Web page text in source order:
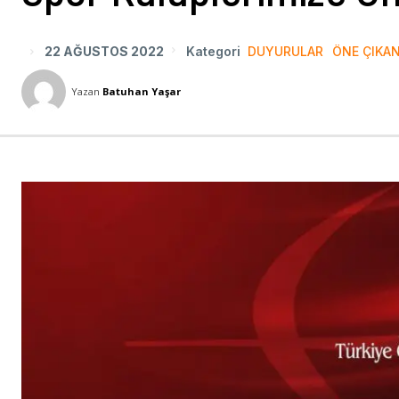
22 AĞUSTOS 2022 Kategori DUYURULAR ÖNE
Yazan Batuhan Yaşar